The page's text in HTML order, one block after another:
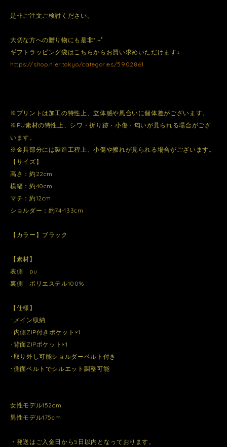
是非ご注文ご検討ください。
大切な方への贈り物にも是非*.+ﾟ
ギフトラッピング袋はこちらからお買い求めいただけます↓
https://shop.nier.tokyo/categories/5902861
※プリントは加工の特性上、立体感や風合いに個体差がございます。
※PU素材の特性上、シワ・折り跡・小傷・匂いが見られる場合がござ
います。
※金具部分には製造工程上、小傷や擦れが見られる場合がございます。
【サイズ】
高さ：約22cm
横幅：約40cm
マチ：約12cm
ショルダー：約74-133cm
【カラー】ブラック
【素材】
表側 pu
裏側 ポリエステル100%
【仕様】
･メイン収納
･内側ZIP付きポケット×1
･背面ZIPポケット×1
･取り外し可能ショルダーベルト付き
･側面ベルトでシルエット調整可能
女性モデル152cm
男性モデル175cm
・発送はご入金日から5日以内となっております。